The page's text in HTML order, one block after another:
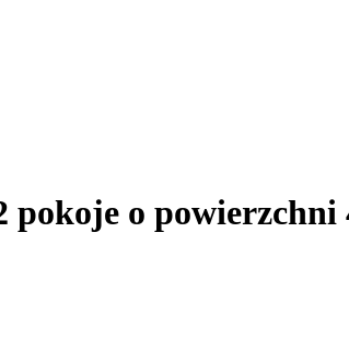
pokoje o powierzchni